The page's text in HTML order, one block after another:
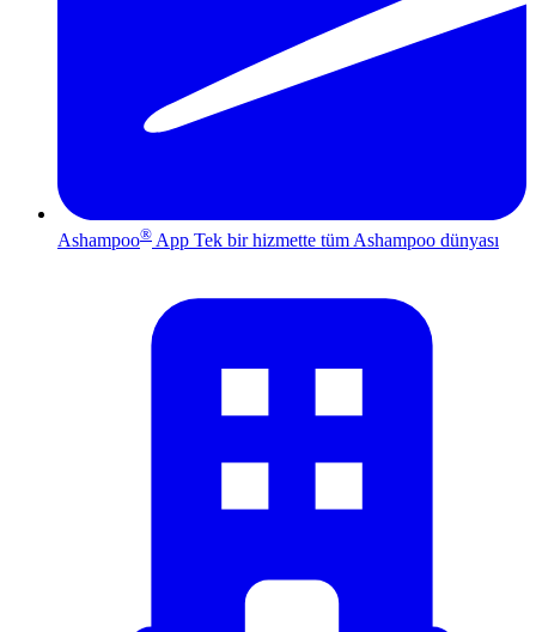
Ashampoo® App Tek bir hizmette tüm Ashampoo dünyası